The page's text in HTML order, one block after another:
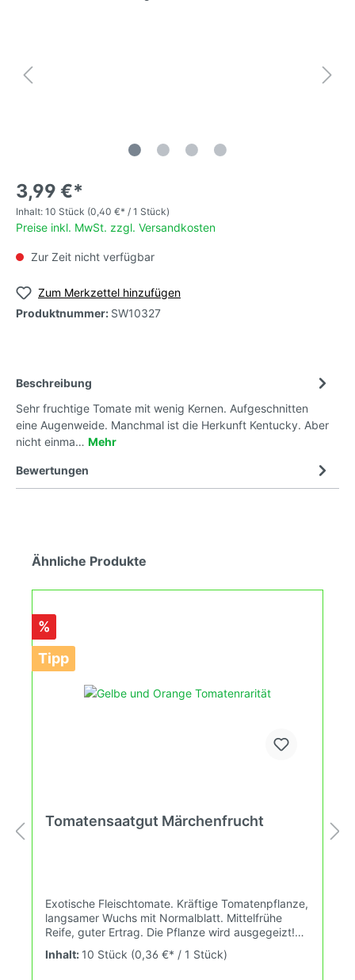
3,99 €*
Inhalt: 10 Stück (0,40 €* / 1 Stück)
Preise inkl. MwSt. zzgl. Versandkosten
Zur Zeit nicht verfügbar
Zum Merkzettel hinzufügen
Produktnummer: SW10327
Beschreibung
Sehr fruchtige Tomate mit wenig Kernen. Aufgeschnitten
eine Augenweide. Manchmal ist die Herkunft Kentucky. Aber
nicht einma… Mehr
Bewertungen
Ähnliche Produkte
%
Tipp
Tomatensaatgut Märchenfrucht
Exotische Fleischtomate. Kräftige Tomatenpflanze,
langsamer Wuchs mit Normalblatt. Mittelfrühe
Reife, guter Ertrag. Die Pflanze wird ausgegeizt!
Optimal für ein kleines Gewächshaus, aber auch
gut an einer sonnigen Hauswand. Für die
Inhalt: 10 Stück (0,36 €* / 1 Stück)